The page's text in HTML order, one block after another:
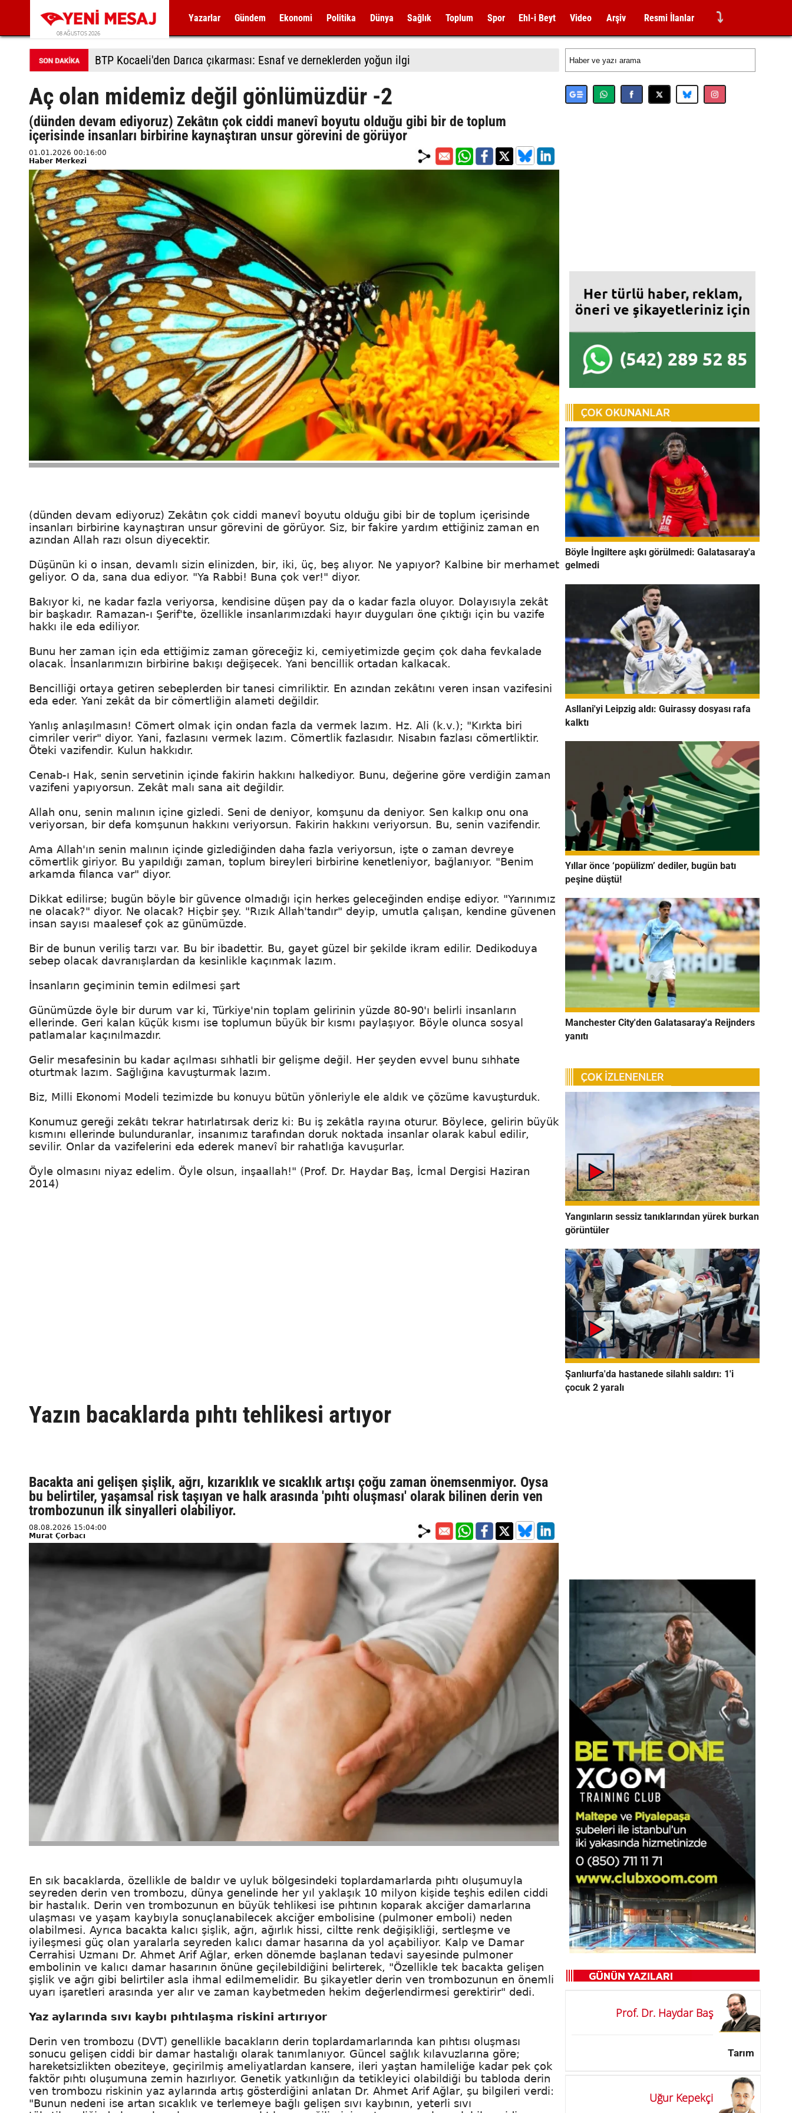
08 AĞUSTOS 2026
Yazarlar Gündem Ekonomi Politika Dünya Sağlık Toplum Spor Ehl-i Beyt Video Arşiv Resmi İlanlar ⤵
BTP Kocaeli'den Darıca çıkarması: Esnaf ve derneklerden yoğun ilgi
Aç olan midemiz değil gönlümüzdür -2
(dünden devam ediyoruz) Zekâtın çok ciddi manevî boyutu olduğu gibi bir de toplum
içerisinde insanları birbirine kaynaştıran unsur görevini de görüyor
01.01.2026 00:16:00
Haber Merkezi
(dünden devam ediyoruz) Zekâtın çok ciddi manevî boyutu olduğu gibi bir de toplum içerisinde
insanları birbirine kaynaştıran unsur görevini de görüyor. Siz, bir fakire yardım ettiğiniz zaman en
azından Allah razı olsun diyecektir.
Düşünün ki o insan, devamlı sizin elinizden, bir, iki, üç, beş alıyor. Ne yapıyor? Kalbine bir merhamet
geliyor. O da, sana dua ediyor. "Ya Rabbi! Buna çok ver!" diyor.
Bakıyor ki, ne kadar fazla veriyorsa, kendisine düşen pay da o kadar fazla oluyor. Dolayısıyla zekât
bir başkadır. Ramazan-ı Şerif'te, özellikle insanlarımızdaki hayır duyguları öne çıktığı için bu vazife
hakkı ile eda ediliyor.
Bunu her zaman için eda ettiğimiz zaman göreceğiz ki, cemiyetimizde geçim çok daha fevkalade
olacak. İnsanlarımızın birbirine bakışı değişecek. Yani bencillik ortadan kalkacak.
Bencilliği ortaya getiren sebeplerden bir tanesi cimriliktir. En azından zekâtını veren insan vazifesini
eda eder. Yani zekât da bir cömertliğin alameti değildir.
Yanlış anlaşılmasın! Cömert olmak için ondan fazla da vermek lazım. Hz. Ali (k.v.); "Kırkta biri
cimriler verir" diyor. Yani, fazlasını vermek lazım. Cömertlik fazlasıdır. Nisabın fazlası cömertliktir.
Öteki vazifendir. Kulun hakkıdır.
Cenab-ı Hak, senin servetinin içinde fakirin hakkını halkediyor. Bunu, değerine göre verdiğin zaman
vazifeni yapıyorsun. Zekât malı sana ait değildir.
Allah onu, senin malının içine gizledi. Seni de deniyor, komşunu da deniyor. Sen kalkıp onu ona
veriyorsan, bir defa komşunun hakkını veriyorsun. Fakirin hakkını veriyorsun. Bu, senin vazifendir.
Ama Allah'ın senin malının içinde gizlediğinden daha fazla veriyorsun, işte o zaman devreye
cömertlik giriyor. Bu yapıldığı zaman, toplum bireyleri birbirine kenetleniyor, bağlanıyor. "Benim
arkamda filanca var" diyor.
Dikkat edilirse; bugün böyle bir güvence olmadığı için herkes geleceğinden endişe ediyor. "Yarınımız
ne olacak?" diyor. Ne olacak? Hiçbir şey. "Rızık Allah'tandır" deyip, umutla çalışan, kendine güvenen
insan sayısı maalesef çok az günümüzde.
Bir de bunun veriliş tarzı var. Bu bir ibadettir. Bu, gayet güzel bir şekilde ikram edilir. Dedikoduya
sebep olacak davranışlardan da kesinlikle kaçınmak lazım.
İnsanların geçiminin temin edilmesi şart
Günümüzde öyle bir durum var ki, Türkiye'nin toplam gelirinin yüzde 80-90'ı belirli insanların
ellerinde. Geri kalan küçük kısmı ise toplumun büyük bir kısmı paylaşıyor. Böyle olunca sosyal
patlamalar kaçınılmazdır.
Gelir mesafesinin bu kadar açılması sıhhatli bir gelişme değil. Her şeyden evvel bunu sıhhate
oturtmak lazım. Sağlığına kavuşturmak lazım.
Biz, Milli Ekonomi Modeli tezimizde bu konuyu bütün yönleriyle ele aldık ve çözüme kavuşturduk.
Konumuz gereği zekâtı tekrar hatırlatırsak deriz ki: Bu iş zekâtla rayına oturur. Böylece, gelirin büyük
kısmını ellerinde bulunduranlar, insanımız tarafından doruk noktada insanlar olarak kabul edilir,
sevilir. Onlar da vazifelerini eda ederek manevî bir rahatlığa kavuşurlar.
Öyle olmasını niyaz edelim. Öyle olsun, inşaallah!" (Prof. Dr. Haydar Baş, İcmal Dergisi Haziran
2014)
Yazın bacaklarda pıhtı tehlikesi artıyor
Bacakta ani gelişen şişlik, ağrı, kızarıklık ve sıcaklık artışı çoğu zaman önemsenmiyor. Oysa
bu belirtiler, yaşamsal risk taşıyan ve halk arasında 'pıhtı oluşması' olarak bilinen derin ven
trombozunun ilk sinyalleri olabiliyor.
08.08.2026 15:04:00
Murat Çorbacı
En sık bacaklarda, özellikle de baldır ve uyluk bölgesindeki toplardamarlarda pıhtı oluşumuyla
seyreden derin ven trombozu, dünya genelinde her yıl yaklaşık 10 milyon kişide teşhis edilen ciddi
bir hastalık. Derin ven trombozunun en büyük tehlikesi ise pıhtının koparak akciğer damarlarına
ulaşması ve yaşam kaybıyla sonuçlanabilecek akciğer embolisine (pulmoner emboli) neden
olabilmesi. Ayrıca bacakta kalıcı şişlik, ağrı, ağırlık hissi, ciltte renk değişikliği, sertleşme ve
iyileşmesi güç olan yaralarla seyreden kalıcı damar hasarına da yol açabiliyor. Kalp ve Damar
Cerrahisi Uzmanı Dr. Ahmet Arif Ağlar, erken dönemde başlanan tedavi sayesinde pulmoner
embolinin ve kalıcı damar hasarının önüne geçilebildiğini belirterek, "Özellikle tek bacakta gelişen
şişlik ve ağrı gibi belirtiler asla ihmal edilmemelidir. Bu şikayetler derin ven trombozunun en önemli
uyarı işaretleri arasında yer alır ve zaman kaybetmeden hekim değerlendirmesi gerektirir" dedi.
Yaz aylarında sıvı kaybı pıhtılaşma riskini artırıyor
Derin ven trombozu (DVT) genellikle bacakların derin toplardamarlarında kan pıhtısı oluşması
sonucu gelişen ciddi bir damar hastalığı olarak tanımlanıyor. Güncel sağlık kılavuzlarına göre;
hareketsizlikten obeziteye, geçirilmiş ameliyatlardan kansere, ileri yaştan hamileliğe kadar pek çok
faktör pıhtı oluşumuna zemin hazırlıyor. Genetik yatkınlığın da tetikleyici olabildiği bu tabloda derin
ven trombozu riskinin yaz aylarında artış gösterdiğini anlatan Dr. Ahmet Arif Ağlar, şu bilgileri verdi:
"Bunun nedeni ise artan sıcaklık ve terlemeye bağlı gelişen sıvı kaybının, yeterli sıvı
Böyle İngiltere aşkı görülmedi: Galatasaray'a
gelmedi
Asllani'yi Leipzig aldı: Guirassy dosyası rafa
kalktı
Yıllar önce ‘popülizm’ dediler, bugün batı
peşine düştü!
Manchester City'den Galatasaray'a Reijnders
yanıtı
Yangınların sessiz tanıklarından yürek burkan
görüntüler
Şanlıurfa'da hastanede silahlı saldırı: 1'i
çocuk 2 yaralı
Prof. Dr. Haydar Baş
Tarım
Uğur Kepekçi